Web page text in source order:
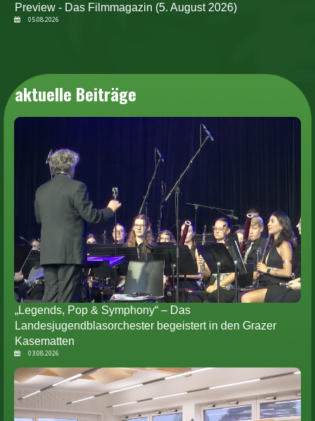
Preview - Das Filmmagazin (5. August 2026)
05.08.2026
aktuelle Beiträge
„Legends, Pop & Symphony“ – Das
Landesjugendblasorchester begeistert in den Grazer
Kasematten
03.08.2026